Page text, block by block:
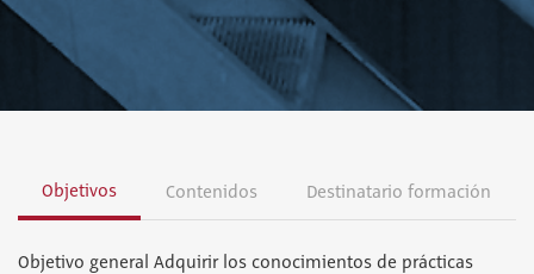
Objetivos Contenidos Destinatario formación
Objetivo general Adquirir los conocimientos de prácticas